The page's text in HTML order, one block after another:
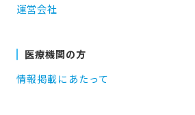
運営会社
医療機関の方
情報掲載にあたって